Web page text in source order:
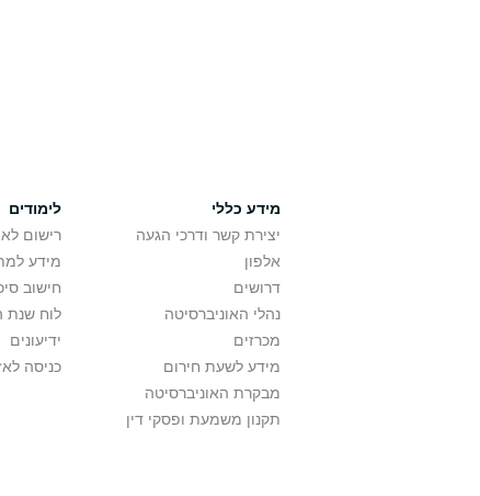
מידע כללי
יצירת קשר ודרכי הגעה
אלפון
דרושים
נהלי האוניברסיטה
מכרזים
מידע לשעת חירום
מבקרת האוניברסיטה
תקנון משמעת ופסקי דין
לימודים
רישום
מידע
חישוב
לוח שנת
ידיעונים
כניסה